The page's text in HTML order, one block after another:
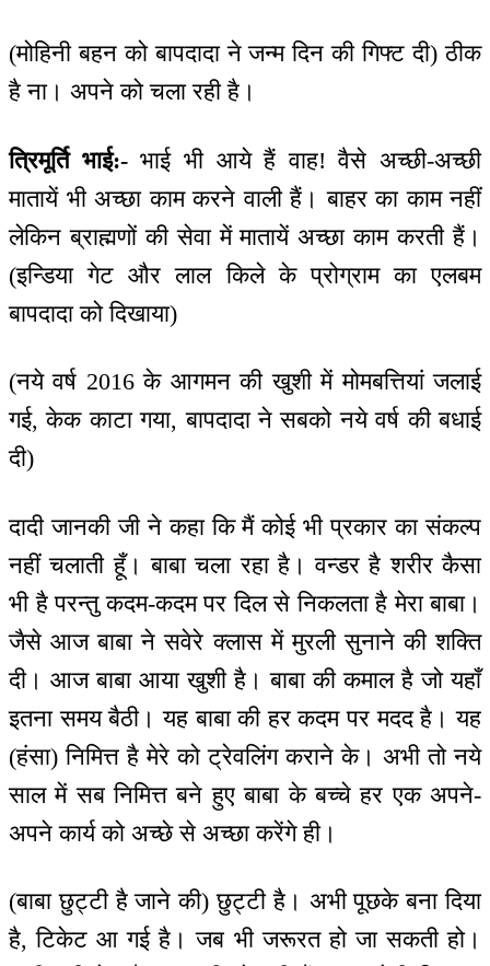
(मोहिनी बहन को बापदादा ने जन्म दिन की गिफ्ट दी) ठीक
है ना। अपने को चला रही है।
त्रिमूर्ति भाई:-भाई भी आये हैं वाह! वैसे अच्छी-अच्छी
मातायें भी अच्छा काम करने वाली हैं। बाहर का काम नहीं
लेकिन ब्राह्मणों की सेवा में मातायें अच्छा काम करती हैं।
(इन्डिया गेट और लाल किले के प्रोग्राम का एलबम
बापदादा को दिखाया)
(नये वर्ष 2016 के आगमन की खुशी में मोमबत्तियां जलाई
गई, केक काटा गया, बापदादा ने सबको नये वर्ष की बधाई
दी)
दादी जानकी जी ने कहा कि मैं कोई भी प्रकार का संकल्प
नहीं चलाती हूँ। बाबा चला रहा है। वन्डर है शरीर कैसा
भी है परन्तु कदम-कदम पर दिल से निकलता है मेरा बाबा।
जैसे आज बाबा ने सवेरे क्लास में मुरली सुनाने की शक्ति
दी। आज बाबा आया खुशी है। बाबा की कमाल है जो यहाँ
इतना समय बैठी। यह बाबा की हर कदम पर मदद है। यह
(हंसा) निमित्त है मेरे को ट्रेवलिंग कराने के। अभी तो नये
साल में सब निमित्त बने हुए बाबा के बच्चे हर एक अपने-
अपने कार्य को अच्छे से अच्छा करेंगे ही।
(बाबा छुट्टी है जाने की) छुट्टी है। अभी पूछके बना दिया
है, टिकेट आ गई है। जब भी जरूरत हो जा सकती हो।